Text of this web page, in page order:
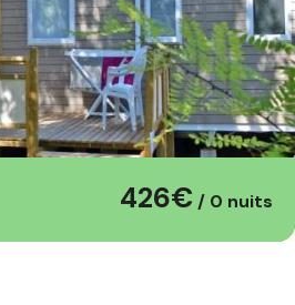
426€ / 0 nuits